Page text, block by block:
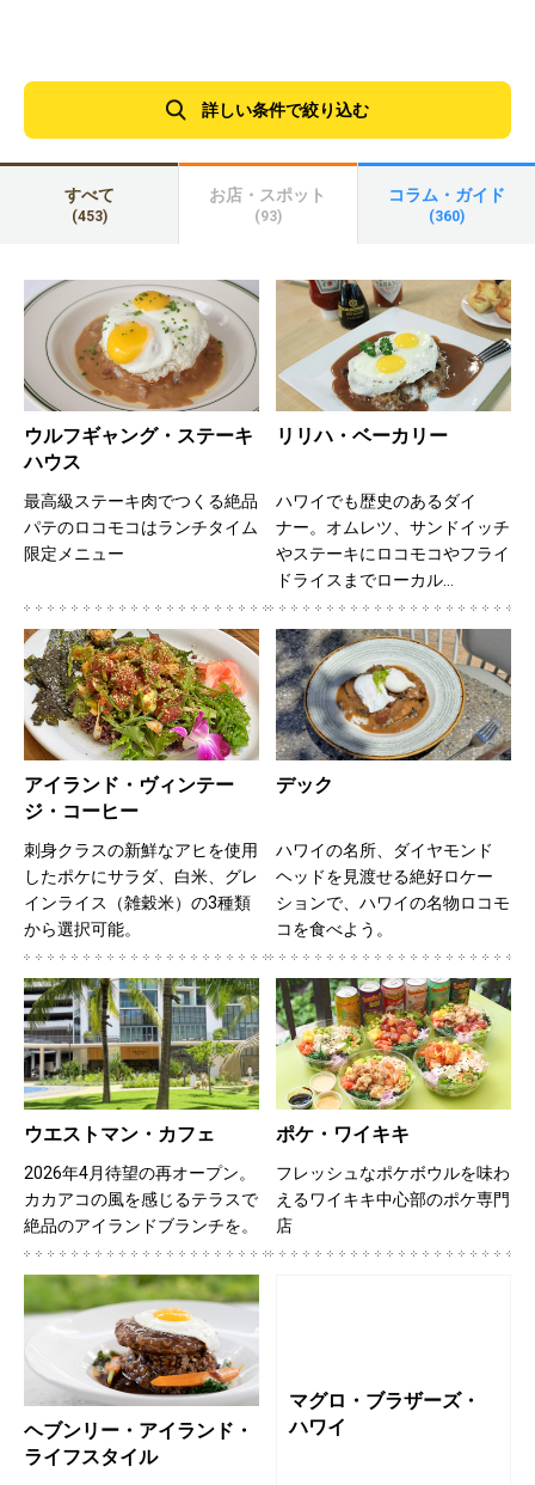
詳しい条件で絞り込む
すべて
(453)
お店・スポット
(93)
コラム・ガイド
(360)
ウルフギャング・ステーキ
ハウス
最高級ステーキ肉でつくる絶品
パテのロコモコはランチタイム
限定メニュー
リリハ・ベーカリー
ハワイでも歴史のあるダイ
ナー。オムレツ、サンドイッチ
やステーキにロコモコやフライ
ドライスまでローカル…
アイランド・ヴィンテー
ジ・コーヒー
刺身クラスの新鮮なアヒを使用
したポケにサラダ、白米、グレ
インライス（雑穀米）の3種類
から選択可能。
デック
ハワイの名所、ダイヤモンド
ヘッドを見渡せる絶好ロケー
ションで、ハワイの名物ロコモ
コを食べよう。
ウエストマン・カフェ
2026年4月待望の再オープン。
カカアコの風を感じるテラスで
絶品のアイランドブランチを。
ポケ・ワイキキ
フレッシュなポケボウルを味わ
えるワイキキ中心部のポケ専門
店
ヘブンリー・アイランド・
ライフスタイル
マグロ・ブラザーズ・
ハワイ